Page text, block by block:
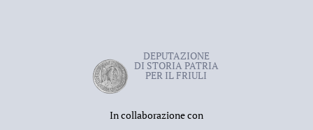
DEPUTAZIONE
DI STORIA PATRIA
PER IL FRIULI
In collaborazione con